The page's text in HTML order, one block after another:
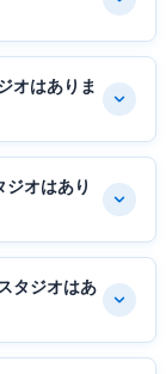
オはありま
オはあり
タジオはあ